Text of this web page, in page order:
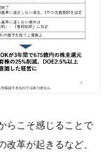
らこそ感じることで
革が起きるなど、